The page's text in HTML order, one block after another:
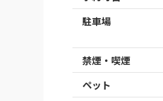
駐車場
禁煙・喫煙
ペット